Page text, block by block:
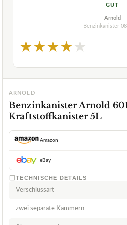
GUT
Arnold
Benzinkanister
★★★★★
ARNOLD
Benzinkanister Arnold
Kraftstoffkanister 5L
Amazon
eBay
TECHNISCHE DETAILS
Verschlussart
zwei separate Kammern